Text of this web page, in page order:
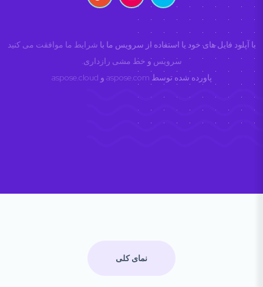
با آپلود فایل های خود یا استفاده از سرویس ما با شرایط ما موافقت می کنید
سرویس و خط مشی رازداری
پاورده شده توسط aspose.com و aspose.cloud
نمای کلی